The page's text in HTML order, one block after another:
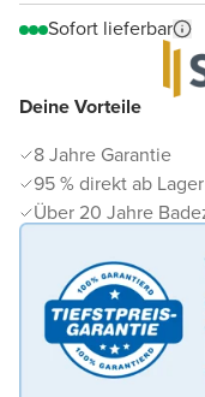
Deine Vorteile
8 Jahre Garantie
95 % direkt ab
Über 20 Jahre
Sofort lieferbar